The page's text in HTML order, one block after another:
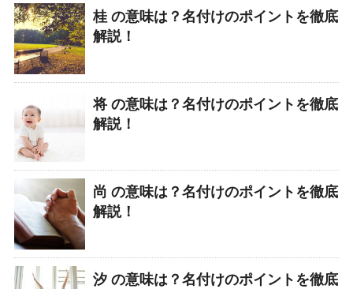
桂 の意味は？名付けのポイントを徹底
解説！
将 の意味は？名付けのポイントを徹底
解説！
尚 の意味は？名付けのポイントを徹底
解説！
汐 の意味は？名付けのポイントを徹底